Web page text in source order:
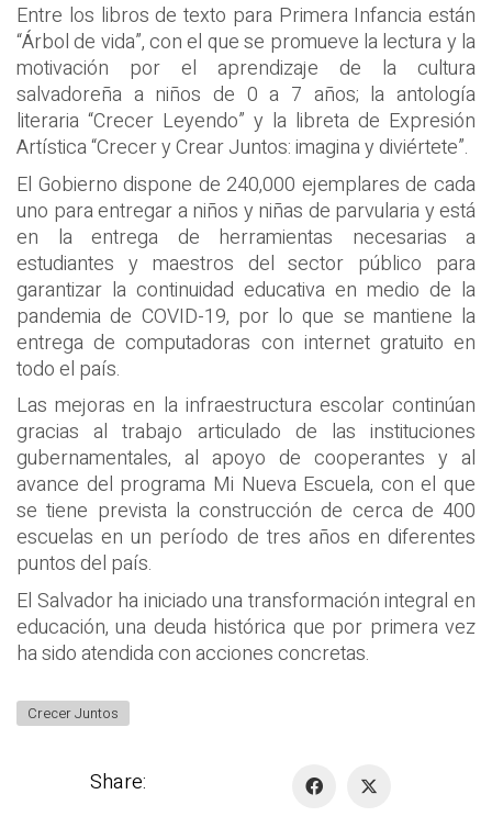
Entre los libros de texto para Primera Infancia están
“Árbol de vida”, con el que se promueve la lectura y la
motivación por el aprendizaje de la cultura
salvadoreña a niños de 0 a 7 años; la antología
literaria “Crecer Leyendo” y la libreta de Expresión
Artística “Crecer y Crear Juntos: imagina y diviértete”.
El Gobierno dispone de 240,000 ejemplares de cada
uno para entregar a niños y niñas de parvularia y está
en la entrega de herramientas necesarias a
estudiantes y maestros del sector público para
garantizar la continuidad educativa en medio de la
pandemia de COVID-19, por lo que se mantiene la
entrega de computadoras con internet gratuito en
todo el país.
Las mejoras en la infraestructura escolar continúan
gracias al trabajo articulado de las instituciones
gubernamentales, al apoyo de cooperantes y al
avance del programa Mi Nueva Escuela, con el que
se tiene prevista la construcción de cerca de 400
escuelas en un período de tres años en diferentes
puntos del país.
El Salvador ha iniciado una transformación integral en
educación, una deuda histórica que por primera vez
ha sido atendida con acciones concretas.
Crecer Juntos
Share: